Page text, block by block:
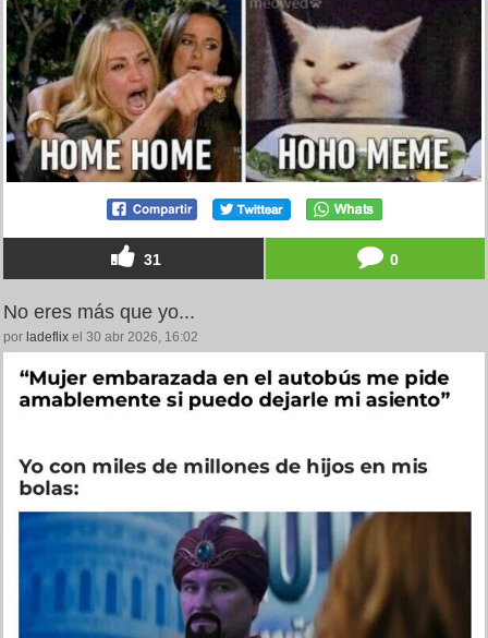
31 0
No eres más que yo...
por ladeflix el 30 abr 2026, 16:02